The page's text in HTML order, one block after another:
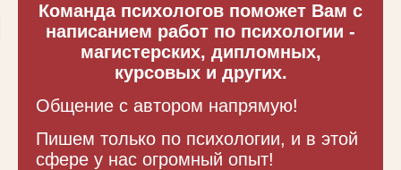
Команда психологов поможет Вам с
написанием работ по психологии -
магистерских, дипломных,
курсовых и других.
Общение с автором напрямую!
Пишем только по психологии, и в этой
сфере у нас огромный опыт!